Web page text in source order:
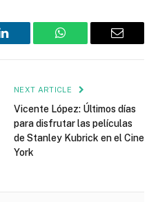
LinkedIn WhatsApp Email
NEXT ARTICLE
Vicente López: Últimos días
para disfrutar las películas
de Stanley Kubrick en el Cine
York